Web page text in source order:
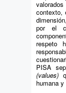
contexto,
dimensión,
por el
respeto
PISA
(values)
humana